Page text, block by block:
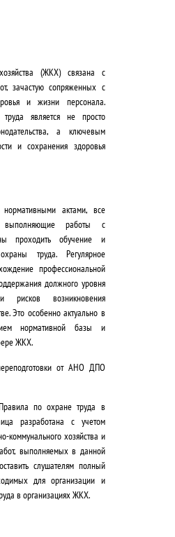
(ЖКХ) связана с
зачастую сопряженных с
и жизни персонала.
является не просто
а ключевым
и сохранения здоровья
актами, все
выполняющие работы с
проходить обучение и
труда. Регулярное
профессиональной
должного уровня
рисков возникновения
Это особенно актуально в
нормативной базы и
ЖКХ.
от АНО ДПО
по охране труда в
разработана с учетом
хозяйства и
выполняемых в данной
слушателям полный
для организации и
в организациях ЖКХ.